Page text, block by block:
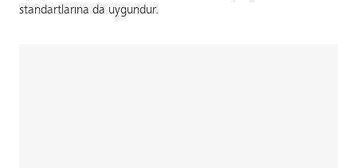
standartlarına da uygundur.